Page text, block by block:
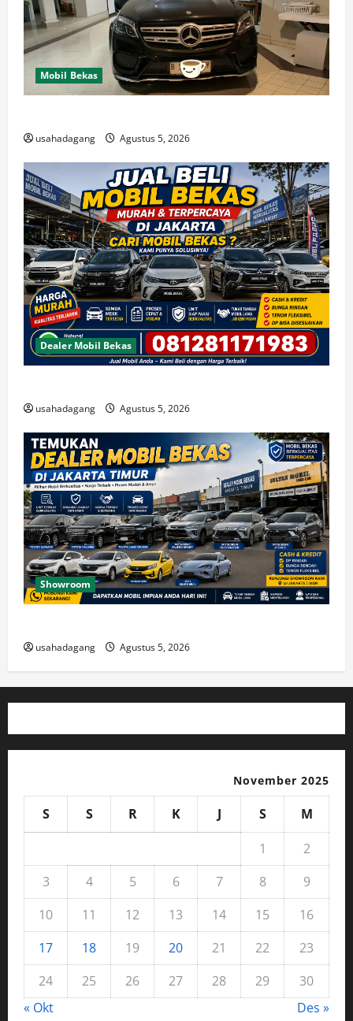
Mobil Bekas
usahadagang Agustus 5, 2026
Dealer Mobil Bekas
usahadagang Agustus 5, 2026
Showroom
usahadagang Agustus 5, 2026
November 2025
S S R K J S
M
1
2
3
4 5 6 7 8
9
10
11 12 13 14 15
16
17
18 19 20 21 22
23
24
25 26 27 28 29
30
« Okt
Des »